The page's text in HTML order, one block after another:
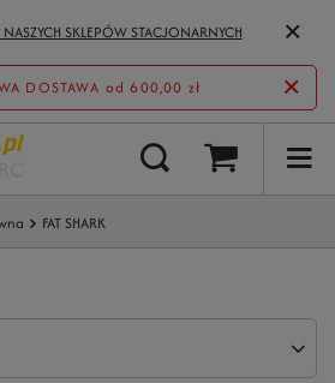
SKLEPÓW STACJONARNYCH
DOSTAWA od 600,00 zł
FAT SHARK